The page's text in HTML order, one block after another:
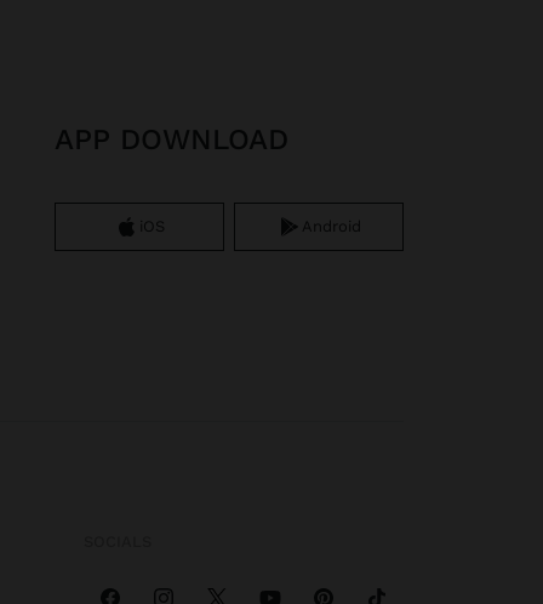
APP DOWNLOAD
iOS Android